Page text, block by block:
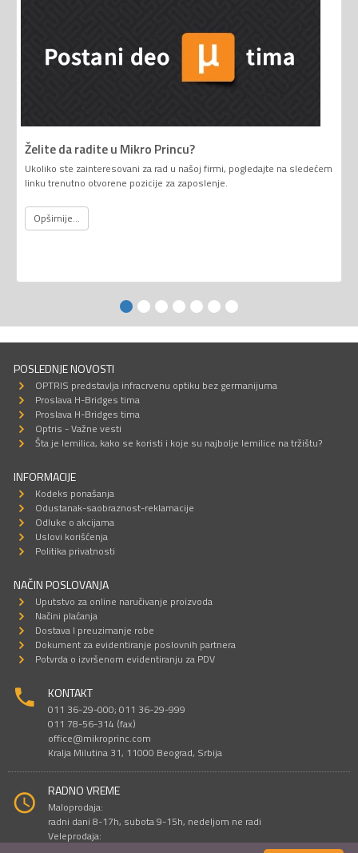
Želite da radite u Mikro Princu?
Ukoliko ste zainteresovani za rad u našoj firmi, pogledajte na sledećem
linku trenutno otvorene pozicije za zaposlenje.
Opširnije...
POSLEDNJE NOVOSTI
OPTRIS predstavlja infracrvenu optiku bez germanijuma
Proslava H-Bridges tima
Proslava H-Bridges tima
Optris - Važne vesti
Šta je lemilica, kako se koristi i koje su najbolje lemilice na tržištu?
INFORMACIJE
Kodeks ponašanja
Odustanak-saobraznost-reklamacije
Odluke o akcijama
Uslovi korišćenja
Politika privatnosti
NAČIN POSLOVANJA
Uputstvo za online naručivanje proizvoda
Načini plaćanja
Dostava I preuzimanje robe
Dokument za evidentiranje poslovnih partnera
Potvrda o izvršenom evidentiranju za PDV
KONTAKT
011 36-29-000; 011 36-29-999
011 78-56-314 (fax)
office@mikroprinc.com
Kralja Milutina 31, 11000 Beograd, Srbija
RADNO VREME
Maloprodaja:
radni dani 8-17h, subota 9-15h, nedeljom ne radi
Veleprodaja: